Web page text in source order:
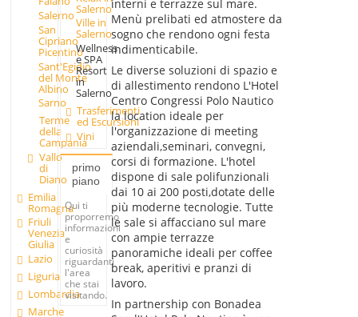
Salerno
San
Cipriano
Picentino
Sant'Egidio
del Monte
Albino
Sarno
Terme
della
Campania
Vallo
di
Diano
Emilia
Romagna
Friuli
Venezia
Giulia
Lazio
Liguria
Lombardia
Marche
Salerno
Ville in
Salerno
Wellness
e SPA
Resort
in
Salerno
Trasferimenti
ed Escursioni
Vini
primo
piano
Qui ti
proporremo
informazioni
e
curiosità
riguardanti
l'area
che stai
visitando.
interni e terrazze sul mare.
Menù prelibati ed atmostere da
sogno che rendono ogni festa
indimenticabile.
Le diverse soluzioni di spazio e
di allestimento rendono L'Hotel
Centro Congressi Polo Nautico
la location ideale per
l'organizzazione di meeting
aziendali,seminari, convegni,
corsi di formazione. L'hotel
dispone di sale polifunzionali
dai 10 ai 200 posti,dotate delle
più moderne tecnologie. Tutte
le sale si affacciano sul mare
con ampie terrazze
panoramiche ideali per coffee
break, aperitivi e pranzi di
lavoro.
In partnership con Bonadea